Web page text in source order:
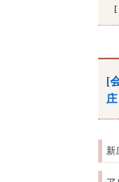
[
新